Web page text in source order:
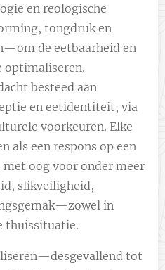
en reologische
tongdruk en
de eetbaarheid en
optimaliseren.
besteed aan
en eetidentiteit, via
voorkeuren. Elke
als een respons op een
oog voor onder meer
slikveiligheid,
in
thuissituatie.
tot